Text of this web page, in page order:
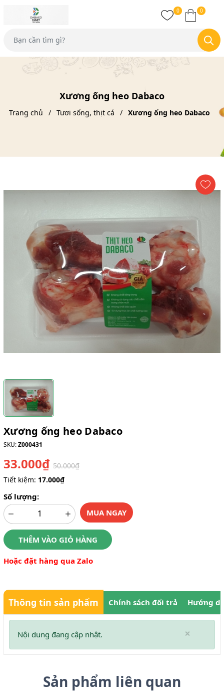
0 0
Xương ống heo Dabaco
Trang chủ Tươi sống, thịt cá Xương ống heo Dabaco
Xương ống heo Dabaco
SKU:Z000431
33.000₫ 50.000₫
Tiết kiệm: 17.000₫
Số lượng:
MUA NGAY
THÊM VÀO GIỎ HÀNG
Hoặc đặt hàng qua Zalo
Thông tin sản phẩm Chính sách đổi trả Hướng
×
Nội dung đang cập nhật.
Sản phẩm liên quan